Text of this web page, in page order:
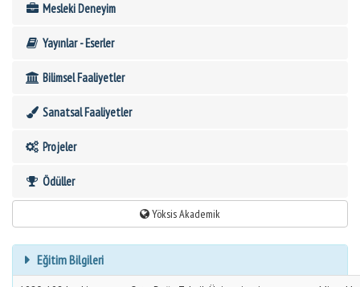
Mesleki Deneyim
Yayınlar - Eserler
Bilimsel Faaliyetler
Sanatsal Faaliyetler
Projeler
Ödüller
Yöksis Akademik
Eğitim Bilgileri